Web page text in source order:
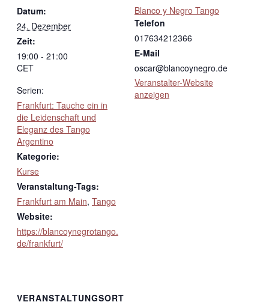
Datum:
24. Dezember
Zeit:
19:00 - 21:00
CET
Serien:
Frankfurt: Tauche ein in
die Leidenschaft und
Eleganz des Tango
Argentino
Kategorie:
Kurse
Veranstaltung-Tags:
Frankfurt am Main, Tango
Website:
https://blancoynegrotango.
de/frankfurt/
Blanco y Negro Tango
Telefon
017634212366
E-Mail
oscar@blancoynegro.de
Veranstalter-Website
anzeigen
VERANSTALTUNGSORT